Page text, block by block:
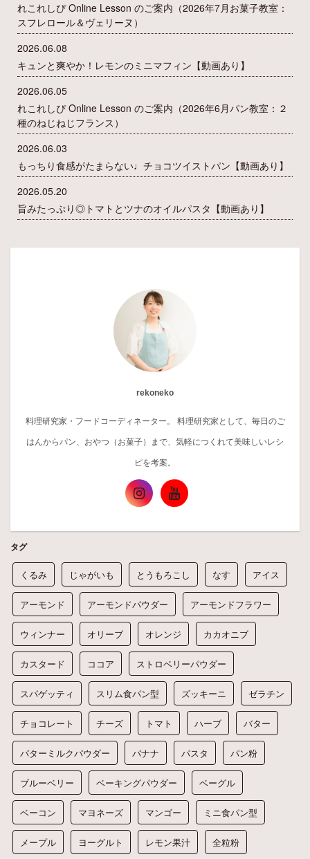
れこれしぴ Online Lesson のご案内（2026年7月お菓子教室：
スフレロール＆ヴェリーヌ）
2026.06.08
キュンと爽やか！レモンのミニマフィン【動画あり】
2026.06.05
れこれしぴ Online Lesson のご案内（2026年6月パン教室：２
種のねじねじフランス）
2026.06.03
もっちり食感がたまらない♩チョコツイストパン【動画あり】
2026.05.20
旨みたっぷり◎トマトとツナのオイルパスタ【動画あり】
rekoneko
料理研究家・フードコーディネーター。 料理研究家として、毎日のご
はんからパン、おやつ（お菓子）まで、気軽につくれて美味しいレシ
ピを考案。
タグ
くるみ じゃがいも とうもろこし なす アイス
アーモンド アーモンドパウダー アーモンドフラワー
ウィンナー オリーブ オレンジ カカオニブ
カスタード ココア ストロベリーパウダー
スパゲッティ スリム食パン型 ズッキーニ ゼラチン
チョコレート チーズ トマト ハーブ バター
バターミルクパウダー バナナ パスタ パン粉
ブルーベリー ベーキングパウダー ベーグル
ベーコン マヨネーズ マンゴー ミニ食パン型
メープル ヨーグルト レモン果汁 全粒粉